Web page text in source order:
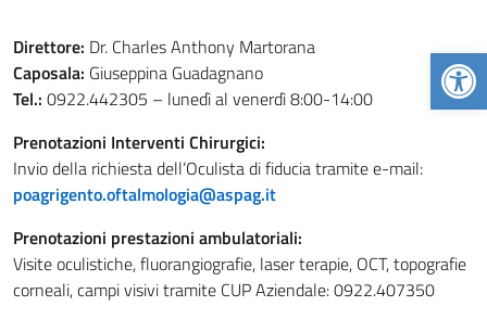
Direttore: Dr. Charles Anthony Martorana
Caposala: Giuseppina Guadagnano
Tel.: 0922.442305 – lunedì al venerdì 8:00-14:00
Prenotazioni Interventi Chirurgici:
Invio della richiesta dell’Oculista di fiducia tramite e-mail:
poagrigento.oftalmologia@aspag.it
Prenotazioni prestazioni ambulatoriali:
Visite oculistiche, fluorangiografie, laser terapie, OCT, topografie
corneali, campi visivi tramite CUP Aziendale: 0922.407350